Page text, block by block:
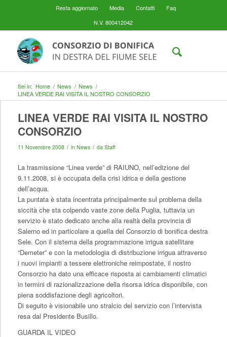
Resta aggiornato Media Contatti
Faq
N.V. 800412042
Sei in: Home / News / News /
LINEA VERDE RAI VISITA IL NOSTRO CONSORZIO
LINEA VERDE RAI VISITA IL NOSTRO
CONSORZIO
11 Novembre 2008 / in News / da Staff
La trasmissione “Linea verde” di RAIUNO, nell’edizione del
9.11.2008, si è occupata della crisi idrica e della gestione
dell’acqua.
La puntata è stata incentrata principalmente sul problema della
siccità che sta colpendo vaste zone della Puglia, tuttavia un
servizio è stato dedicato anche alla realtà della provincia di
Salerno ed in particolare a quella del Consorzio di bonifica destra
Sele. Con il sistema della programmazione irrigua satellitare
“Demeter” e con la metodologia di distribuzione irrigua attraverso
i nuovi impianti a tessere elettroniche reimpostate, il nostro
Consorzio ha dato una efficace risposta ai cambiamenti climatici
in termini di razionalizzazione della risorsa idrica disponibile, con
piena soddisfazione degli agricoltori.
Di seguito è visionabile uno stralcio del servizio con l’intervista
resa dal Presidente Busillo.
GUARDA IL VIDEO